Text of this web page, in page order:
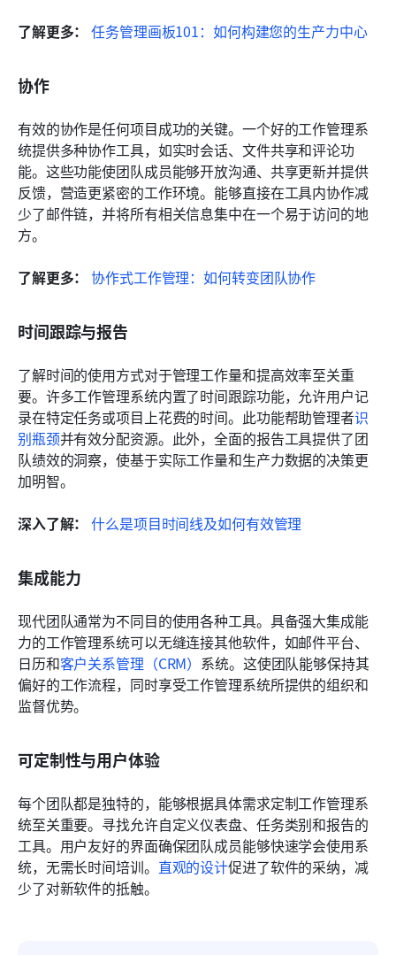
了解更多： 任务管理画板101：如何构建您的生产力中心
协作
有效的协作是任何项目成功的关键。一个好的工作管理系
统提供多种协作工具，如实时会话、文件共享和评论功
能。这些功能使团队成员能够开放沟通、共享更新并提供
反馈，营造更紧密的工作环境。能够直接在工具内协作减
少了邮件链，并将所有相关信息集中在一个易于访问的地
方。
了解更多： 协作式工作管理：如何转变团队协作
时间跟踪与报告
了解时间的使用方式对于管理工作量和提高效率至关重
要。许多工作管理系统内置了时间跟踪功能，允许用户记
录在特定任务或项目上花费的时间。此功能帮助管理者识
别瓶颈并有效分配资源。此外，全面的报告工具提供了团
队绩效的洞察，使基于实际工作量和生产力数据的决策更
加明智。
深入了解： 什么是项目时间线及如何有效管理
集成能力
现代团队通常为不同目的使用各种工具。具备强大集成能
力的工作管理系统可以无缝连接其他软件，如邮件平台、
日历和客户关系管理（CRM） 系统。这使团队能够保持其
偏好的工作流程，同时享受工作管理系统所提供的组织和
监督优势。
可定制性与用户体验
每个团队都是独特的，能够根据具体需求定制工作管理系
统至关重要。寻找允许自定义仪表盘、任务类别和报告的
工具。用户友好的界面确保团队成员能够快速学会使用系
统，无需长时间培训。 直观的设计促进了软件的采纳，减
少了对新软件的抵触。